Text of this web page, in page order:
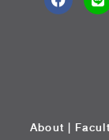
About |